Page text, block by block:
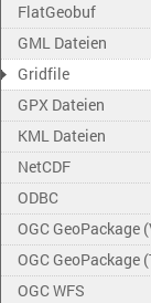
FlatGeobuf
GML Dateien
Gridfile
GPX Dateien
KML Dateien
NetCDF
ODBC
OGC GeoPackage
OGC GeoPackage
OGC WFS